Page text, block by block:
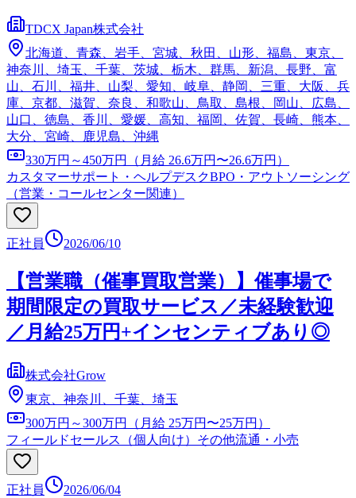
TDCX Japan株式会社
北海道、青森、岩手、宮城、秋田、山形、福島、東京、
神奈川、埼玉、千葉、茨城、栃木、群馬、新潟、長野、富
山、石川、福井、山梨、愛知、岐阜、静岡、三重、大阪、兵
庫、京都、滋賀、奈良、和歌山、鳥取、島根、岡山、広島、
山口、徳島、香川、愛媛、高知、福岡、佐賀、長崎、熊本、
大分、宮崎、鹿児島、沖縄
330万円～450万円（月給 26.6万円〜26.6万円）
カスタマーサポート・ヘルプデスクBPO・アウトソーシング
（営業・コールセンター関連）
正社員 2026/06/10
【営業職（催事買取営業）】催事場で
期間限定の買取サービス／未経験歓迎
／月給25万円+インセンティブあり◎
株式会社Grow
東京、神奈川、千葉、埼玉
300万円～300万円（月給 25万円〜25万円）
フィールドセールス（個人向け） その他流通・小売
正社員 2026/06/04